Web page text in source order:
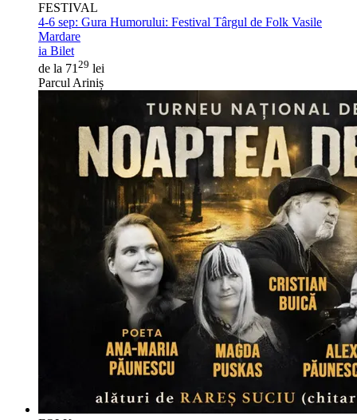
FESTIVAL
4-6 sep: Gura Humorului: Festival Târgul de Folk Vasile
Mardare
ia Bilet
de la 71 29 lei
Parcul Ariniș